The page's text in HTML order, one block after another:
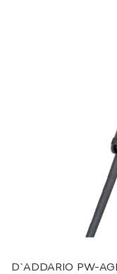
D`ADDARIO PW-